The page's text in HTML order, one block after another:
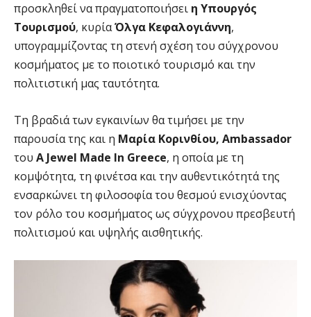
προσκληθεί να πραγματοποιήσει η Υπουργός
Τουρισμού, κυρίαΌλγα Κεφαλογιάννη,
υπογραμμίζοντας τη στενή σχέση του σύγχρονου
κοσμήματος με το ποιοτικό τουρισμό και την
πολιτιστική μας ταυτότητα.
Τη βραδιά των εγκαινίων θα τιμήσει με την
παρουσία της και η Μαρία Κορινθίου, Αmbassador
του A Jewel Made In Greece, η οποία με τη
κομψότητα, τη φινέτσα και την αυθεντικότητά της
ενσαρκώνει τη φιλοσοφία του θεσμού ενισχύοντας
τον ρόλο του κοσμήματος ως σύγχρονου πρεσβευτή
πολιτισμού και υψηλής αισθητικής.